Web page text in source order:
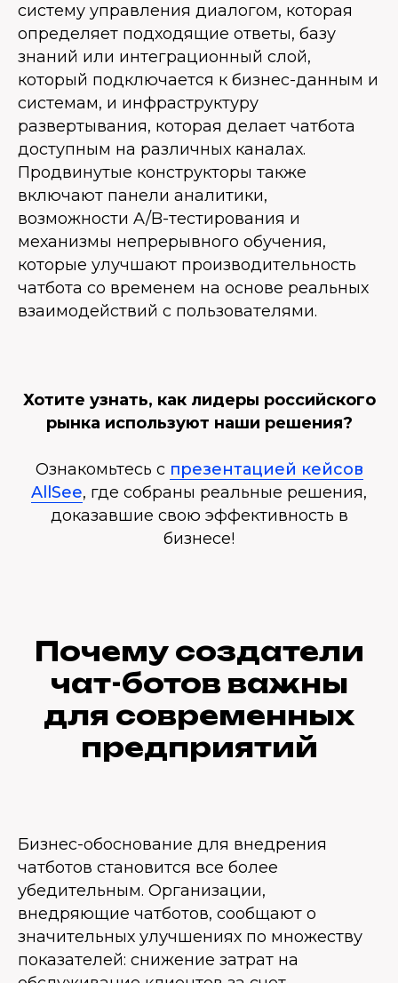
систему управления диалогом, которая
определяет подходящие ответы, базу
знаний или интеграционный слой,
который подключается к бизнес-данным и
системам, и инфраструктуру
развертывания, которая делает чатбота
доступным на различных каналах.
Продвинутые конструкторы также
включают панели аналитики,
возможности A/B-тестирования и
механизмы непрерывного обучения,
которые улучшают производительность
чатбота со временем на основе реальных
взаимодействий с пользователями.
Хотите узнать, как лидеры российского
рынка используют наши решения?
Ознакомьтесь с презентацией кейсов
AllSee, где собраны реальные решения,
доказавшие свою эффективность в
бизнесе!
Почему создатели
чат-ботов важны
для современных
предприятий
Бизнес-обоснование для внедрения
чатботов становится все более
убедительным. Организации,
внедряющие чатботов, сообщают о
значительных улучшениях по множеству
показателей: снижение затрат на